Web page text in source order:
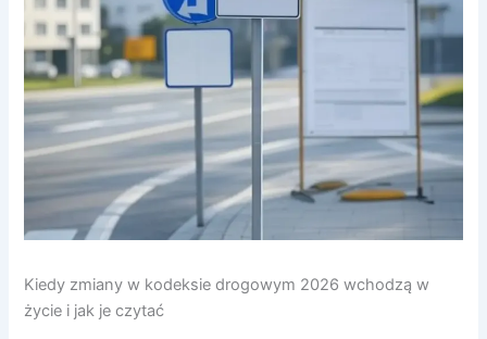
Kiedy zmiany w kodeksie drogowym 2026 wchodzą w
życie i jak je czytać